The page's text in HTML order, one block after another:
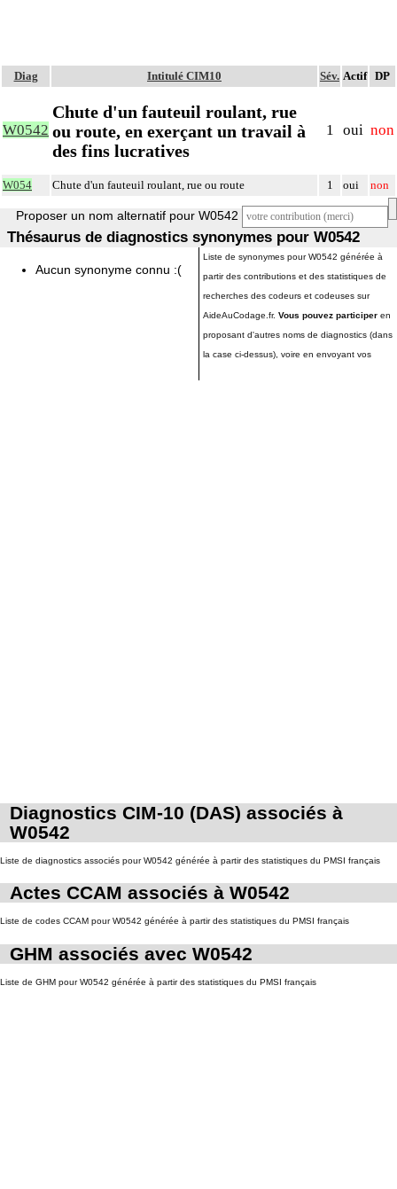
Diag Intitulé CIM10 Sév. Actif DP
W0542
Chute d'un fauteuil roulant, rue
ou route, en exerçant un travail à
des fins lucratives
1 oui non
W054 Chute d'un fauteuil roulant, rue ou route 1 oui non
Proposer un nom alternatif pour W0542
Thésaurus de diagnostics synonymes pour W0542
Aucun synonyme connu :(
Liste de synonymes pour W0542 générée à
partir des contributions et des statistiques de
recherches des codeurs et codeuses sur
AideAuCodage.fr. Vous pouvez participer en
proposant d'autres noms de diagnostics (dans
la case ci-dessus), voire en envoyant vos
Diagnostics CIM-10 (DAS) associés à
W0542
Liste de diagnostics associés pour W0542 générée à partir des statistiques du PMSI français
Actes CCAM associés à W0542
Liste de codes CCAM pour W0542 générée à partir des statistiques du PMSI français
GHM associés avec W0542
Liste de GHM pour W0542 générée à partir des statistiques du PMSI français